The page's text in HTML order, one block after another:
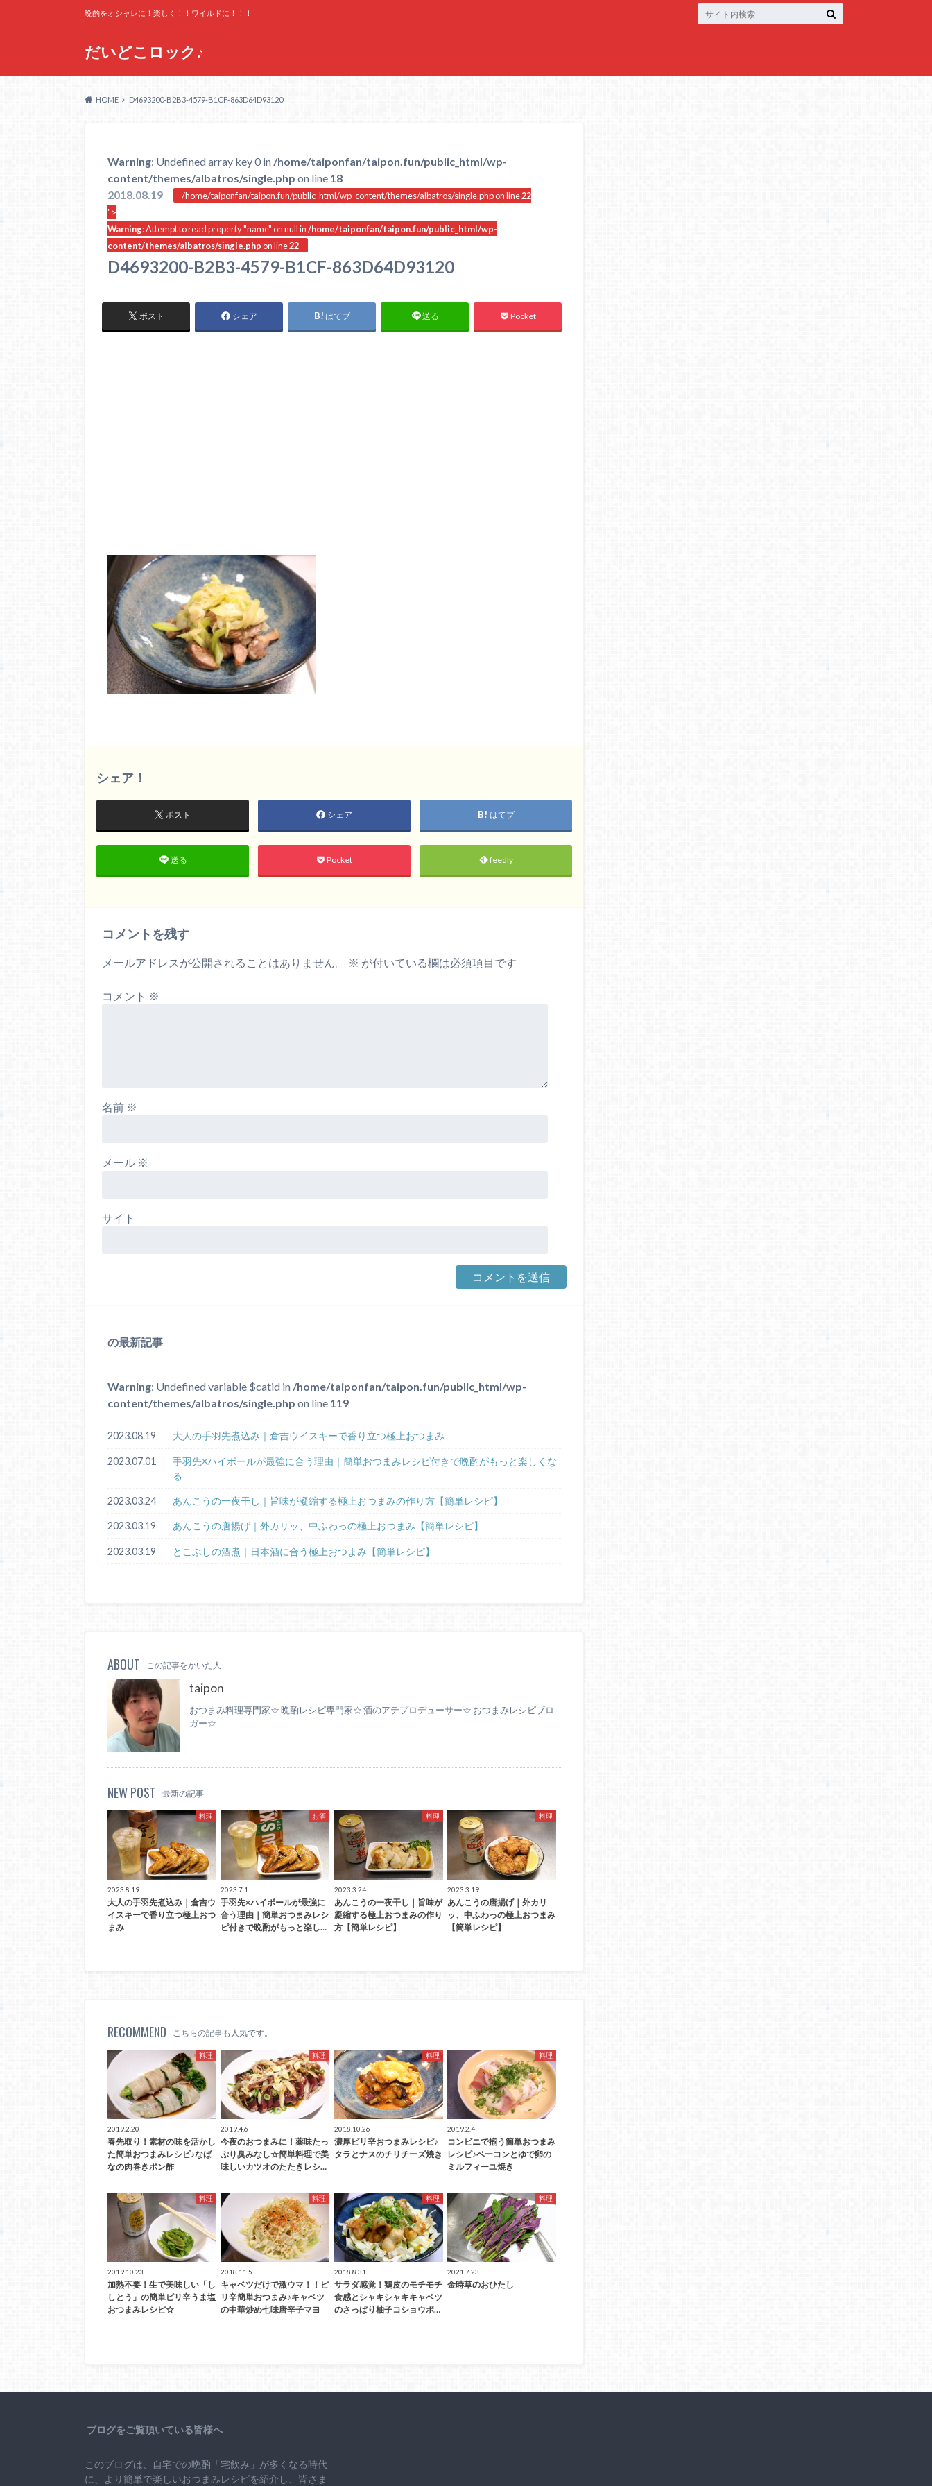
だいどこロック♪
晩酌をオシャレに！楽しく！！ワイルドに！！！
HOME D4693200-B2B3-4579-B1CF-863D64D93120
Warning: Undefined array key 0 in /home/taiponfan/taipon.fun/public_html/wp-
content/themes/albatros/single.php on line 18
2018.08.19
/home/taiponfan/taipon.fun/public_html/wp-content/themes/albatros/single.php on line22
">
Warning: Attempt to read property "name" on null in /home/taiponfan/taipon.fun/public_html/wp-
content/themes/albatros/single.phpon line22
D4693200-B2B3-4579-B1CF-863D64D93120
ポスト シェア はてブ 送る Pocket
シェア！
ポスト シェア はてブ
送る Pocket feedly
コメントを残す
メールアドレスが公開されることはありません。 ※ が付いている欄は必須項目です
コメント ※
名前 ※
メール ※
サイト
の最新記事
Warning: Undefined variable $catid in /home/taiponfan/taipon.fun/public_html/wp-
content/themes/albatros/single.php on line 119
2023.08.19 大人の手羽先煮込み｜倉吉ウイスキーで香り立つ極上おつまみ
2023.07.01
手羽先×ハイボールが最強に合う理由｜簡単おつまみレシピ付きで晩酌がもっと楽しくな
る
2023.03.24 あんこうの一夜干し｜旨味が凝縮する極上おつまみの作り方【簡単レシピ】
2023.03.19 あんこうの唐揚げ｜外カリッ、中ふわっの極上おつまみ【簡単レシピ】
2023.03.19 とこぶしの酒煮｜日本酒に合う極上おつまみ【簡単レシピ】
ABOUT この記事をかいた人
taipon
おつまみ料理専門家☆ 晩酌レシピ専門家☆ 酒のアテプロデューサー☆ おつまみレシピブロ
ガー☆
NEW POST 最新の記事
料理
2023.8.19
大人の手羽先煮込み｜倉吉ウ
イスキーで香り立つ極上おつ
まみ
お酒
2023.7.1
手羽先×ハイボールが最強に
合う理由｜簡単おつまみレシ
ピ付きで晩酌がもっと楽し…
料理
2023.3.24
あんこうの一夜干し｜旨味が
凝縮する極上おつまみの作り
方【簡単レシピ】
料理
2023.3.19
あんこうの唐揚げ｜外カリ
ッ、中ふわっの極上おつまみ
【簡単レシピ】
RECOMMEND こちらの記事も人気です。
料理
2019.2.20
春先取り！素材の味を活かし
た簡単おつまみレシピ♪なば
なの肉巻きポン酢
料理
2019.4.6
今夜のおつまみに！薬味たっ
ぷり臭みなし☆簡単料理で美
味しいカツオのたたきレシ…
料理
2018.10.26
濃厚ピリ辛おつまみレシピ♪
タラとナスのチリチーズ焼き
料理
2019.2.4
コンビニで揃う簡単おつまみ
レシピ♪ベーコンとゆで卵の
ミルフィーユ焼き
料理
2019.10.23
加熱不要！生で美味しい「し
しとう」の簡単ピリ辛うま塩
おつまみレシピ☆
料理
2018.11.5
キャベツだけで激ウマ！！ピ
リ辛簡単おつまみ♪キャベツ
の中華炒め七味唐辛子マヨ
料理
2018.8.31
サラダ感覚！鶏皮のモチモチ
食感とシャキシャキキャベツ
のさっぱり柚子コショウポ…
料理
2021.7.23
金時草のおひたし
ブログをご覧頂いている皆様へ
このブログは、自宅での晩酌「宅飲み」が多くなる時代
に、より簡単で楽しいおつまみレシピを紹介し、皆さま